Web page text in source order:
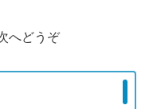
へどうぞ